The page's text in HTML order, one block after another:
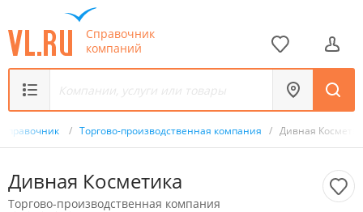
Справочник
компаний
Справочник / Торгово-производственная компания / Дивная
Дивная Косметика
Торгово-производственная компания